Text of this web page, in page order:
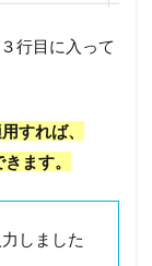
行目に入って
すれば、
ます。
しました